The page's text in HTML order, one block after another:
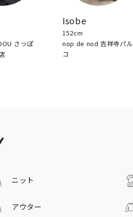
さっぽ
Isobe
152cm
nop de nod 吉祥寺パル
コ
ニット
アウター